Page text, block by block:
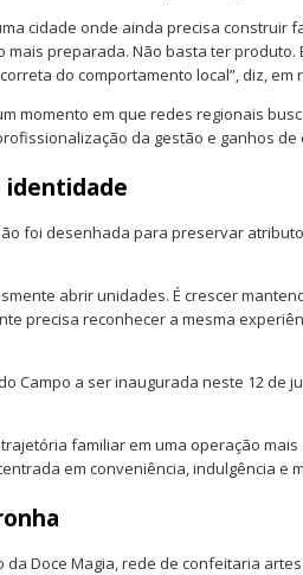
cidade onde ainda precisa construir
mais preparada. Não basta ter produto.
do comportamento local”, diz, em
momento em que redes regionais
da gestão e ganhos de
identidade
foi desenhada para preservar
abrir unidades. É crescer
precisa reconhecer a mesma
Campo a ser inaugurada neste 12 de
familiar em uma operação
em conveniência, indulgência e
da Doce Magia, rede de confeitaria